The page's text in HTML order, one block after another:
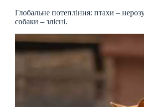
Глобальне потепління: птахи –
собаки – злісні.